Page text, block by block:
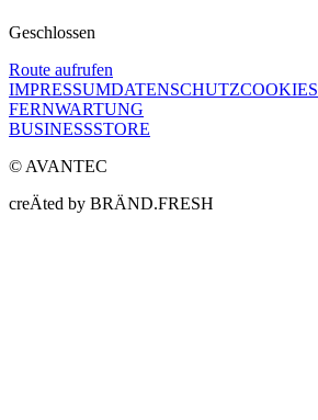
Geschlossen
Route aufrufen
IMPRESSUMDATENSCHUTZCOOKIES
FERNWARTUNG
BUSINESSSTORE
© AVANTEC
creÄted by BRÄND.FRESH